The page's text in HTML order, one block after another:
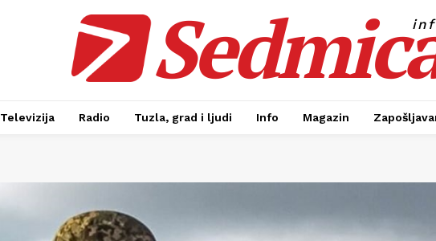
Televizija Radio Tuzla, grad i ljudi Info Magazin